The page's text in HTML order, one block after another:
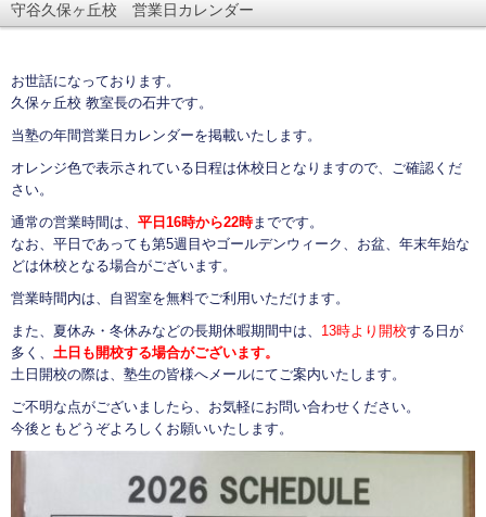
守谷久保ヶ丘校 営業日カレンダー
お世話になっております。
久保ヶ丘校 教室長の石井です。
当塾の年間営業日カレンダーを掲載いたします。
オレンジ色で表示されている日程は休校日となりますので、ご確認くだ
さい。
通常の営業時間は、 平日16時から22時までです。
なお、平日であっても第5週目やゴールデンウィーク、お盆、年末年始な
どは休校となる場合がございます。
営業時間内は、自習室を無料でご利用いただけます。
また、夏休み・冬休みなどの長期休暇期間中は、 13時より開校する日が
多く、 土日も開校する場合がございます。
土日開校の際は、塾生の皆様へメールにてご案内いたします。
ご不明な点がございましたら、お気軽にお問い合わせください。
今後ともどうぞよろしくお願いいたします。